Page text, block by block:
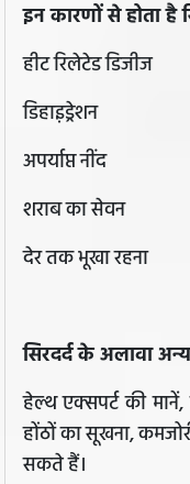
इन कारणों से होता है
हीट रिलेटेड डिजीज
डिहाइ़ड्रेशन
अपर्याप्त नींद
शराब का सेवन
देर तक भूखा रहना
सिरदर्द के अलावा
हेल्थ एक्सपर्ट की
होंठों का सूखना,
सकते हैं।